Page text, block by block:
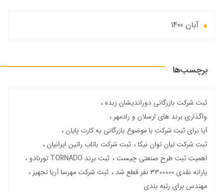
آبان 1400
برچسب‌ها
ثبت شرکت بازرگانی دوراندیشان زبده
واگذاری برند های ارسلان و رادمهر
آیا برای ثبت شرکت با موضوع بازرگانی به کارت پایان
ثبت شرکت لیان توان نیکا
ثبت شرکت باتاب راتین ایرانیان
اهمیت ثبت طرح صنعتی چیست
ثبت برند TORNADO تورنادو
یارانه نقدی 3300000 نفر قطع شد
ثبت شرکت مهرسا آریا تجهیز
مهندس برای رتبه بندی